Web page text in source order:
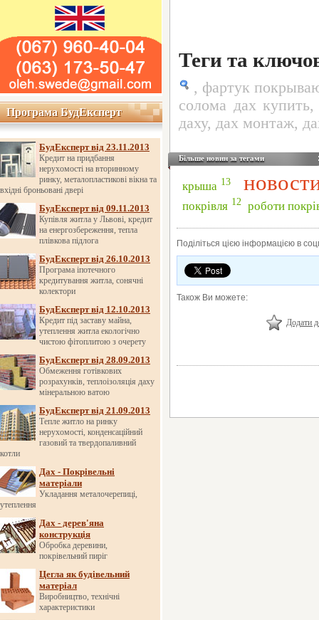
Програма БудЕксперт
Програма БудЕксперт
БудЕксперт від 23.11.2013
Кредит на придбання
нерухомості на вторинному
ринку, металопластикові вікна та
вхідні броньовані двері
БудЕксперт від 09.11.2013
Купівля житла у Львові, кредит
на енергозбереження, тепла
плівкова підлога
БудЕксперт від 26.10.2013
Програма іпотечного
кредитування житла, сонячні
колектори
БудЕксперт від 12.10.2013
Кредит під заставу майна,
утеплення житла екологічно
чистою фітоплитою з очерету
БудЕксперт від 28.09.2013
Обмеження готівкових
розрахунків, теплоізоляція даху
мінеральною ватою
БудЕксперт від 21.09.2013
Тепле житло на ринку
нерухомості, конденсаційний
газовий та твердопаливний
котли
Дах - Покрівельні
матеріали
Укладання металочерепиці,
утеплення
Дах - дерев'яна
конструкція
Обробка деревини,
покрівельний пиріг
Цегла як будівельний
матеріал
Виробництво, технічні
характеристики
Теги та
, фартук
солома дах купить,
даху, дах монтаж,
Більше новин за тегами
крыша 13
покрівля 12 роботи
Поділіться цією інформацією в
Також Ви можете:
Додати